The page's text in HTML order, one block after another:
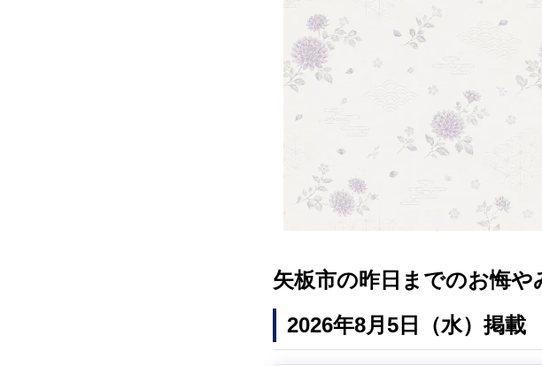
矢板市の昨日までのお悔や
2026年8月5日（水）掲載